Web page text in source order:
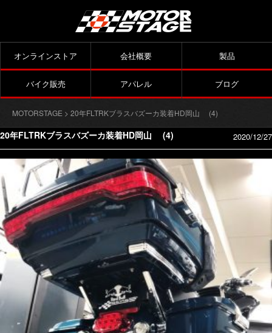
オンラインストア 会社概要 製品
バイク販売 アパレル ブログ
MOTORSTAGE > 20年FLTRKブラスバズーカ装着HD岡山 (4)
20年FLTRKブラスバズーカ装着HD岡山 (4) 2020/12/27